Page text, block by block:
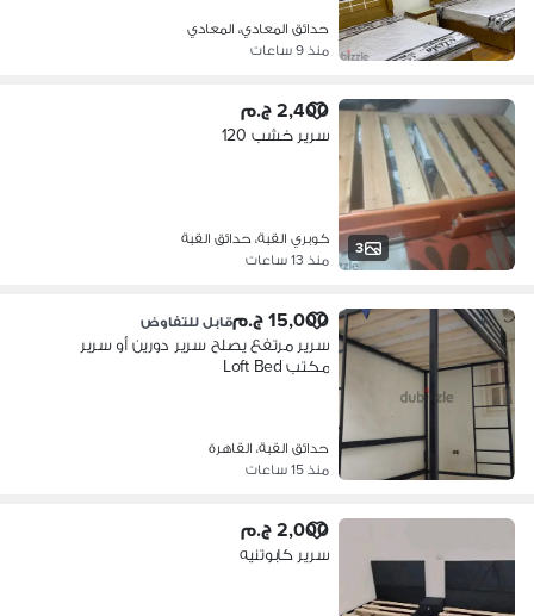
حدائق المعادي، المعادي
منذ 9 ساعات
3
2,400 ج.م
سرير خشب 120
كوبري القبة، حدائق القبة
منذ 13 ساعات
15,000 ج.م قابل للتفاوض
سرير مرتفع يصلح سرير دورين أو سرير
مكتب Loft Bed
حدائق القبة، القاهرة
منذ 15 ساعات
2,000 ج.م
سرير كابوتنيه